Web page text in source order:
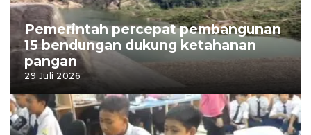
Pemerintah percepat pembangunan
15 bendungan dukung ketahanan
pangan
29 Juli 2026